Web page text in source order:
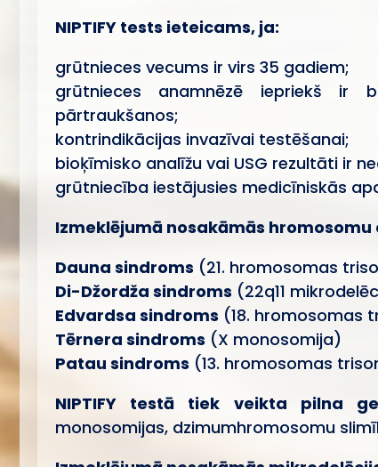
NIPTIFY tests ieteicams, ja:
grūtnieces vecums ir virs 35 gadiem;
grūtnieces anamnēzē iepriekš ir
pārtraukšanos;
kontrindikācijas invazīvai testēšanai;
bioķīmisko analīžu vai USG rezultāti ir
grūtniecība iestājusies medicīniskās
Izmeklējumā nosakāmās hromosomu
Dauna sindroms (21. hromosomas
Di-Džordža sindroms (22q11
Edvardsa sindroms (18. hromosomas
Tērnera sindroms (X monosomija)
Patau sindroms (13. hromosomas
NIPTIFY testā tiek veikta pilna
monosomijas, dzimumhromosomu